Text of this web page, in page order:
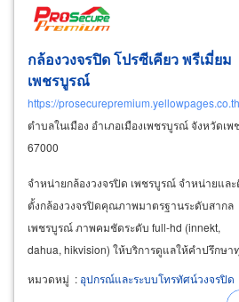
กล้องวงจรปิด โปรซีเคียว พรีเมี่ยม
เพชรบูรณ์
https://prosecurepremium.yellowpages.co.th
ตำบลในเมือง อำเภอเมืองเพชรบูรณ์ จังหวัดเ
67000
จำหน่ายกล้องวงจรปิด เพชรบูรณ์ จำหน่ายแล
ตั้งกล้องวงจรปิดคุณภาพมาตรฐานระดับสากล
เพชรบูรณ์ ภาพคมชัดระดับ full-hd (innekt,
dahua, hikvision) ให้บริการดูแลให้คำปรึกษา
ปัญหาเรื่องกล้องวงจรปิด ระบบ fire alarm ในห
งานต่างๆ อาคาร สำนักงาน หอพัก ประตูหนีไฟ
หมวดหมู่ : อุปกรณ์และระบบโทรทัศน์วงจรปิด